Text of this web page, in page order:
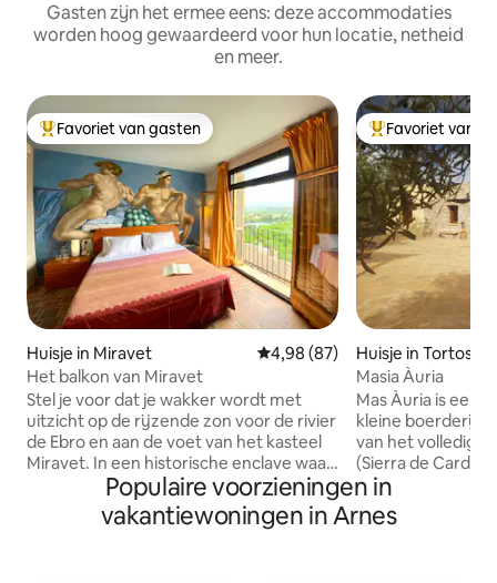
Gasten zijn het ermee eens: deze accommodaties
worden hoog gewaardeerd voor hun locatie, netheid
en meer.
Topfavoriet van gasten
Favoriet van gasten
Huisje in Miravet Gemiddelde beoordeling van
4,98 (87)
Het balkon van Miravet
Stel je voor dat je wakker wordt met
uitzicht op de rijzende zon voor de rivier
de Ebro en aan de voet van het kasteel
Miravet. In een historische enclave waar
sereniteit heerst. Wij zijn Aurelio en
Joaquim, en we nodigen je uit om te
genieten van een gezellig exclusief
Topfavoriet van
Favoriet van
Huisje in Tortosa
Masia Àuria
Mas Àuria is een
kleine boerderij,
van het volledig
(Sierra de Cardó)
panorama 's van
de Ebro Delta.
om te
Populaire voorzieningen in
vakantiewoningen in Arnes